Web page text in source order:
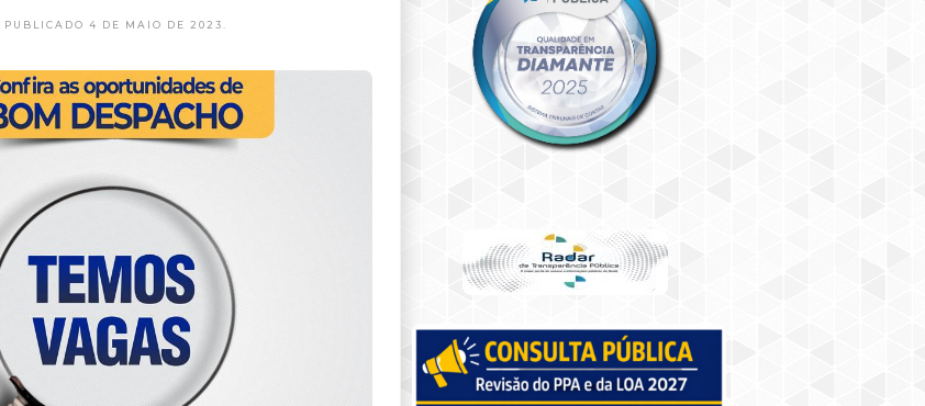
PUBLICADO 4 DE MAIO DE 2023.